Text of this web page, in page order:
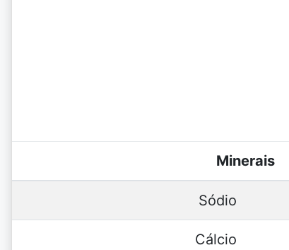
Minerais
Sódio
Cálcio